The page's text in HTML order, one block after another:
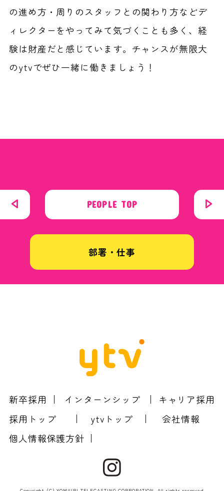
の進め方・周りのスタッフとの関わり方などデ
ィレクターをやってみて気づくことも多く、経
験は財産だと感じています。チャンスが無限大
のytvでぜひ一緒に働きましょう！
PEOPLE TOP
部署・仕事
新卒採用 インターンシップ
キャリア採用
採用トップ
ytvトップ
会社情報
個人情報保護方針